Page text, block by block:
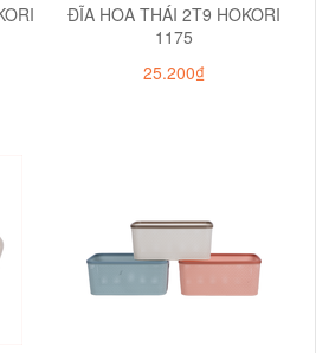
ĐĨA HOA THÁI 2T9 HOKORI
1175
25.200₫